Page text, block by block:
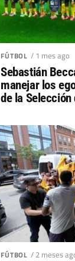
FÚTBOL / 1 mes ago
Sebastián
manejar los
de la Selección
FÚTBOL / 2 meses